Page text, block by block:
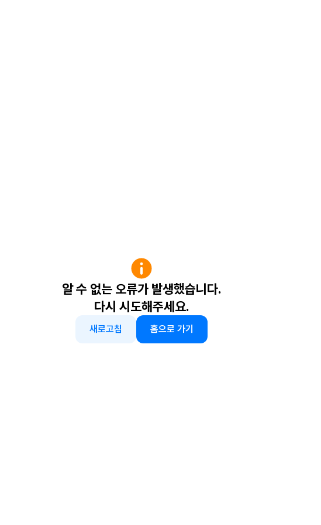
알 수 없는 오류가 발생했습니다.
다시 시도해주세요.
새로고침 홈으로 가기